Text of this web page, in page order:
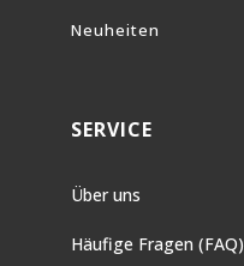
Neuheiten
SERVICE
Über uns
Häufige Fragen (FAQ)